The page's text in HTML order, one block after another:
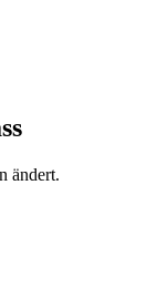
ändert.